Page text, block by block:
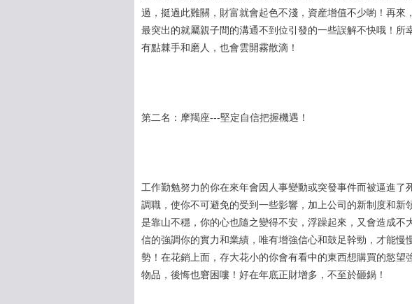
過，挺過此難關，財富就會起色不淺，資産增值不少喲！再來
最突出的就屬親子間的溝通不到位引發的一些誤解不快哦！所
有點棘手和磨人，也會雲開霧散滴！
第二名：摩羯座---堅定自信把握機遇！
工作勤勉努力的你在來年會因人事變動或突發事件而被逼進了
調職，使你不可避免的受到一些影響，加上公司的新制度和新
是靠山不穩，你的心也隨之變得不安，浮躁起來，又會造成不
信的強調你的實力和業績，唯有增強信心和鼓足幹勁，才能慢
勢！在花銷上面，存大花小的你會有看中的東西想購買的慾望
物品，後悔也窘困嘍！好在年底正財增多，不至於砸鍋！